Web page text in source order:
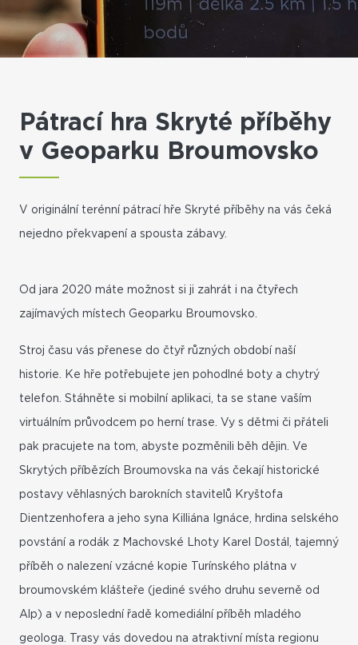
Pátrací hra Skryté příběhy
v Geoparku Broumovsko
V originální terénní pátrací hře Skryté příběhy na vás čeká
nejedno překvapení a spousta zábavy.
Od jara 2020 máte možnost si ji zahrát i na čtyřech
zajímavých místech Geoparku Broumovsko.
Stroj času vás přenese do čtyř různých období naší
historie. Ke hře potřebujete jen pohodlné boty a chytrý
telefon. Stáhněte si mobilní aplikaci, ta se stane vaším
virtuálním průvodcem po herní trase. Vy s dětmi či přáteli
pak pracujete na tom, abyste pozměnili běh dějin. Ve
Skrytých příbězích Broumovska na vás čekají historické
postavy věhlasných barokních stavitelů Kryštofa
Dientzenhofera a jeho syna Killiána Ignáce, hrdina selského
povstání a rodák z Machovské Lhoty Karel Dostál, tajemný
příběh o nalezení vzácné kopie Turínského plátna v
broumovském klášteře (jediné svého druhu severně od
Alp) a v neposlední řadě komediální příběh mladého
geologa. Trasy vás dovedou na atraktivní místa regionu